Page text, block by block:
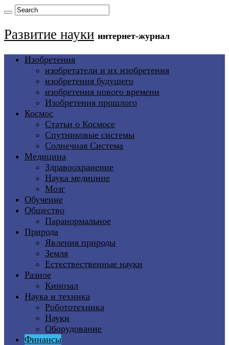
Развитие науки интернет-журнал
Изобретения
изобретатели и их изобретения
изобретения будущего
изобретения нового времени
Изобретения прошлого
Космос
Статьи о Космосе
Спутниковые системы
Солнечная Система
Медицина
Здравоохранение
Наука медицине
Мозг
Обучение
Общество
Паранормальное
Природа
Явления природы
Земля
Естествественные науки
Разное
Кинозал
Наука и техника
Робототехника
Науки
Оборудование
Финансы